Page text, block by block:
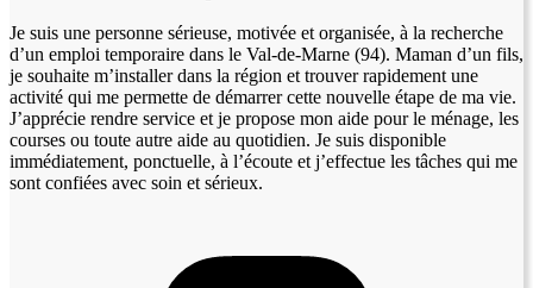
Je suis une personne sérieuse, motivée et organisée, à la recherche
d’un emploi temporaire dans le Val-de-Marne (94). Maman d’un fils,
je souhaite m’installer dans la région et trouver rapidement une
activité qui me permette de démarrer cette nouvelle étape de ma vie.
J’apprécie rendre service et je propose mon aide pour le ménage, les
courses ou toute autre aide au quotidien. Je suis disponible
immédiatement, ponctuelle, à l’écoute et j’effectue les tâches qui me
sont confiées avec soin et sérieux.